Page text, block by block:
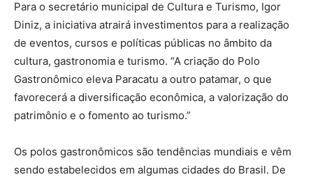
Para o secretário municipal de Cultura e Turismo, Igor
Diniz, a iniciativa atrairá investimentos para a realização
de eventos, cursos e políticas públicas no âmbito da
cultura, gastronomia e turismo. “A criação do Polo
Gastronômico eleva Paracatu a outro patamar, o que
favorecerá a diversificação econômica, a valorização do
patrimônio e o fomento ao turismo.”
Os polos gastronômicos são tendências mundiais e vêm
sendo estabelecidos em algumas cidades do Brasil. De